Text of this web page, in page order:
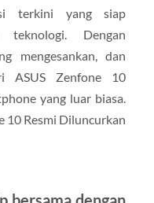
terkini yang siap
teknologi. Dengan
mengesankan, dan
ASUS Zenfone 10
yang luar biasa.
10 Resmi Diluncurkan